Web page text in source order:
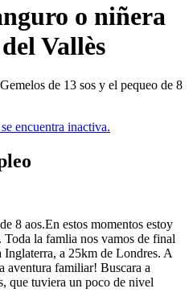
o niñera
Vallès
de 13 sos y el pequeo de 8
encuentra inactiva.
8 aos.En estos momentos estoy
la famlia nos vamos de final
Inglaterra, a 25km de Londres. A
aventura familiar! Buscara a
que tuviera un poco de nivel